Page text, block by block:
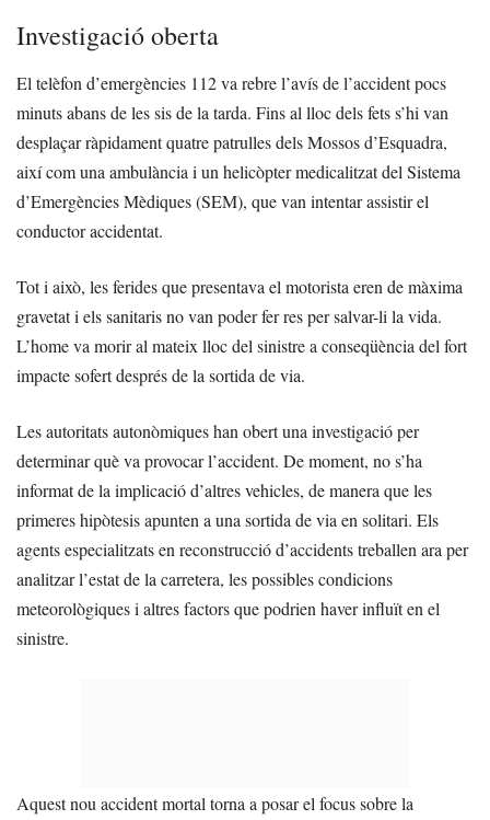
Investigació oberta
El telèfon d’emergències 112 va rebre l’avís de l’accident pocs
minuts abans de les sis de la tarda. Fins al lloc dels fets s’hi van
desplaçar ràpidament quatre patrulles dels Mossos d’Esquadra,
així com una ambulància i un helicòpter medicalitzat del Sistema
d’Emergències Mèdiques (SEM), que van intentar assistir el
conductor accidentat.
Tot i això, les ferides que presentava el motorista eren de màxima
gravetat i els sanitaris no van poder fer res per salvar-li la vida.
L’home va morir al mateix lloc del sinistre a conseqüència del fort
impacte sofert després de la sortida de via.
Les autoritats autonòmiques han obert una investigació per
determinar què va provocar l’accident. De moment, no s’ha
informat de la implicació d’altres vehicles, de manera que les
primeres hipòtesis apunten a una sortida de via en solitari. Els
agents especialitzats en reconstrucció d’accidents treballen ara per
analitzar l’estat de la carretera, les possibles condicions
meteorològiques i altres factors que podrien haver influït en el
sinistre.
Aquest nou accident mortal torna a posar el focus sobre la